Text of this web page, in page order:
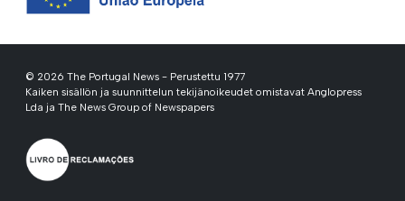
© 2026 The Portugal News - Perustettu 1977
Kaiken sisällön ja suunnittelun tekijänoikeudet omistavat Anglopress
Lda ja The News Group of Newspapers